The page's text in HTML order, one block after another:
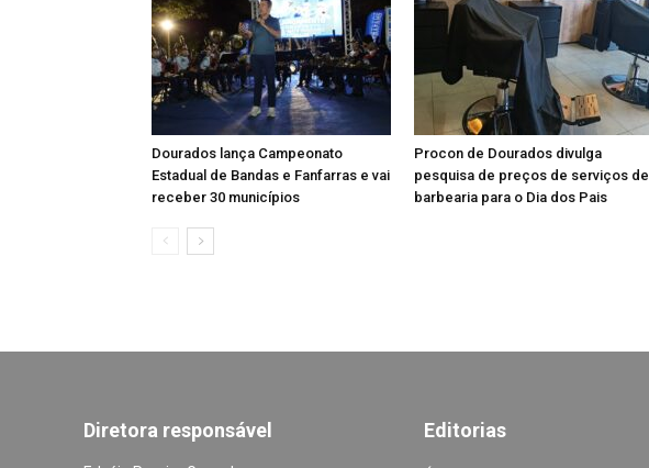
Dourados lança Campeonato
Estadual de Bandas e Fanfarras e vai
receber 30 municípios
Procon de Dourados divulga
pesquisa de preços de serviços de
barbearia para o Dia dos Pais
Diretora responsável Editorias